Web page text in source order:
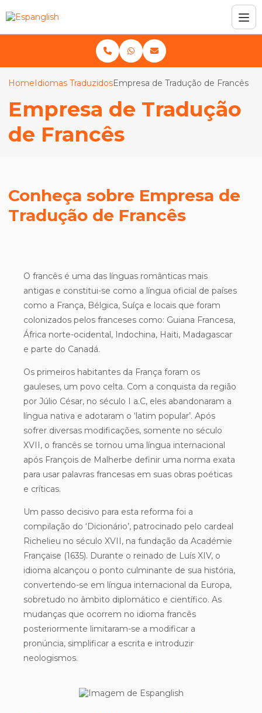
HomeIdiomas TraduzidosEmpresa de Tradução de Francês
Empresa de Tradução
de Francês
Conheça sobre Empresa de
Tradução de Francês
O francês é uma das línguas românticas mais
antigas e constitui-se como a língua oficial de países
como a França, Bélgica, Suíça e locais que foram
colonizados pelos franceses como: Guiana Francesa,
África norte-ocidental, Indochina, Haiti, Madagascar
e parte do Canadá.
Os primeiros habitantes da França foram os
gauleses, um povo celta. Com a conquista da região
por Júlio César, no século I a.C, eles abandonaram a
língua nativa e adotaram o ‘latim popular’. Após
sofrer diversas modificações, somente no século
XVII, o francês se tornou uma língua internacional
após François de Malherbe definir uma norma exata
para usar palavras francesas em suas obras poéticas
e críticas.
Um passo decisivo para esta reforma foi a
compilação do ‘Dicionário’, patrocinado pelo cardeal
Richelieu no século XVII, na fundação da Académie
Française (1635). Durante o reinado de Luís XIV, o
idioma alcançou o ponto culminante de sua história,
convertendo-se em língua internacional da Europa,
sobretudo no âmbito diplomático e científico. As
mudanças que ocorrem no idioma francês
posteriormente limitaram-se a modificar a
pronúncia, simplificar a escrita e introduzir
neologismos.